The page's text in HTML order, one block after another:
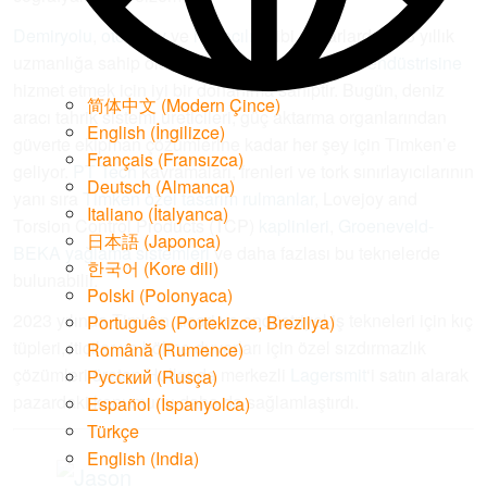
简体中文 (Modern Çince)
English (İngilizce)
Français (Fransızca)
Deutsch (Almanca)
Italiano (İtalyanca)
日本語 (Japonca)
한국어 (Kore dili)
Polski (Polonyaca)
Português (Portekizce, Brezilya)
Română (Rumence)
Русский (Rusça)
Español (İspanyolca)
Türkçe
English (India)
otomotivve havacılık
gibi pazarlarda 125 yıllık
uzmanlığa sahip olan Timken,ticari denizcilik endüstrisine
hizmet etmek için iyi bir donanıma sahiptir. Bugün, deniz
aracı tahrik sistemi üreticileri, güç aktarma organlarından
güverte ekipman çözümlerine kadar her şey için Timken’e
geliyor. PT Techkavramaları, frenleri ve tork sınırlayıcılarının
yanı sıra
Timken özel tasarım rulmanlar
Torsion Control Products (TCP)
BEKA yağlama sistemlerive daha fazlası bu teknelerde
bulunabilir.
2023 yılında Timken, ticari ve endüstriyel iş tekneleri için kıç
tüpleri, iticiler ve bölme duvarları için özel sızdırmazlık
çözümleri üreten Hollanda merkezli
pazardaki konumunu daha da sağlamlaştırdı.